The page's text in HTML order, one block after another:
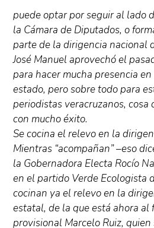
puede optar por seguir al lado
la Cámara de Diputados, o
parte de la dirigencia nacional
José Manuel aprovechó el
para hacer mucha presencia en
estado, pero sobre todo para
periodistas veracruzanos, cosa
con mucho éxito.
Se cocina el relevo en la
Mientras “acompañan” –eso
la Gobernadora Electa Rocío
en el partido Verde Ecologista
cocinan ya el relevo en la
estatal, de la que está ahora al
provisional Marcelo Ruiz, quien